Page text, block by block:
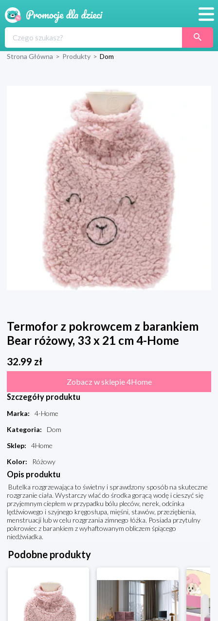
Produkty
Wyprawka
Strona Główna > Produkty > Dom
Termofor z pokrowcem z barankiem
Bear różowy, 33 x 21 cm 4-Home
32.99 zł
Zobacz w sklepie 4Home
Szczegóły produktu
Marka:
4-Home
Kategoria:
Dom
Sklep:
4Home
Kolor: Różowy
Opis produktu
Butelka rozgrzewająca to świetny i sprawdzony sposób na skuteczne
rozgrzanie ciała. Wystarczy wlać do środka gorącą wodę i cieszyć się
przyjemnym ciepłem w przypadku bólu pleców, nerek, odcinka
lędźwiowego i szyjnego kręgosłupa, mięśni, stawów, przeziębienia,
menstruacji lub w celu rozgrzania zimnego łóżka. Posiada przytulny
pokrowiec z barankiem z wyhaftowanym obliczem śpiącego
niedźwiadka.
Podobne produkty